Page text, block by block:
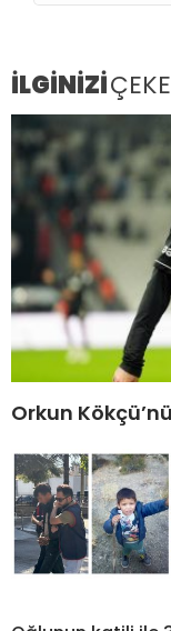
İLGİNİZİ
Orkun